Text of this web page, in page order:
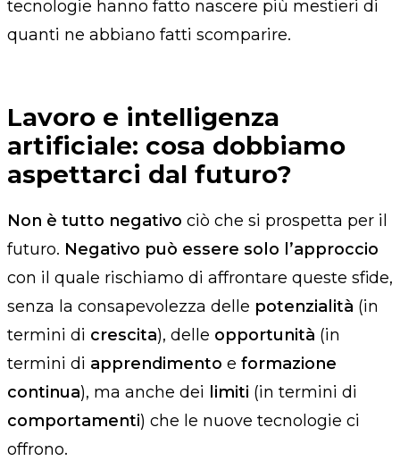
tecnologie hanno fatto nascere più mestieri di
quanti ne abbiano fatti scomparire.
Lavoro e intelligenza
artificiale: cosa dobbiamo
aspettarci dal futuro?
Non è tutto negativo ciò che si prospetta per il
futuro. Negativo può essere solo l’approccio
con il quale rischiamo di affrontare queste sfide,
senza la consapevolezza delle potenzialità (in
termini di crescita), delle opportunità (in
termini di apprendimento e formazione
continua), ma anche dei limiti (in termini di
comportamenti) che le nuove tecnologie ci
offrono.